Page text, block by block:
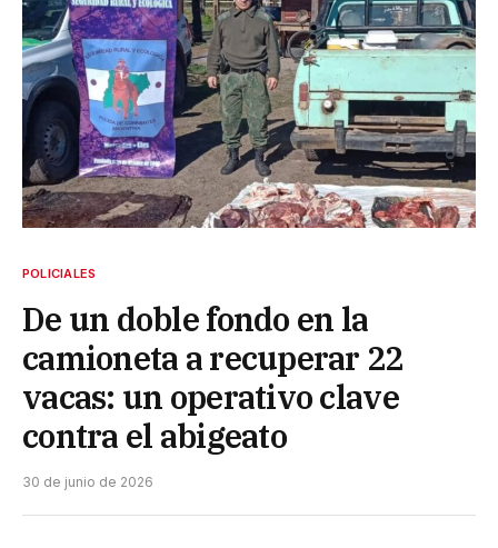
POLICIALES
De un doble fondo en la
camioneta a recuperar 22
vacas: un operativo clave
contra el abigeato
30 de junio de 2026